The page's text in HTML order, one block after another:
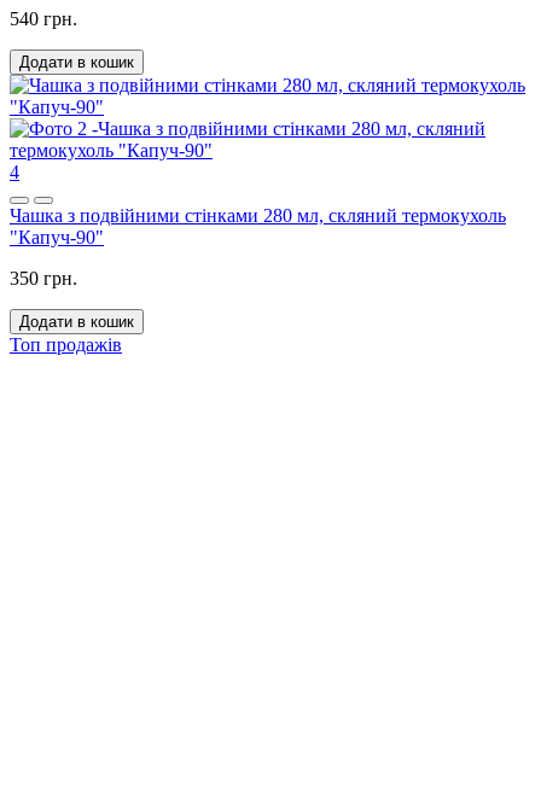
540 грн.
Додати в кошик
4
Чашка з подвійними стінками 280 мл, скляний термокухоль
"Капуч-90"
350 грн.
Додати в кошик
Топ продажів